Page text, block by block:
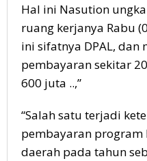
Hal ini Nasution
ruang kerjanya Rabu
ini sifatnya DPAL, dan
pembayaran sekitar
600 juta ..,”
“Salah satu terjadi
pembayaran program
daerah pada tahun